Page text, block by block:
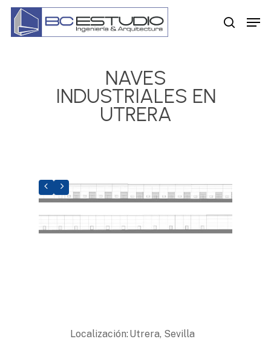
Skip
search
NAVES
INDUSTRIALES EN
UTRERA
Localización: Utrera, Sevilla